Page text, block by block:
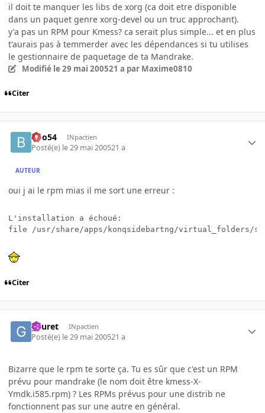
il doit te manquer les libs de xorg (ca doit etre disponible
dans un paquet genre xorg-devel ou un truc approchant).
y'a pas un RPM pour Kmess? ca serait plus simple... et en plus
t'aurais pas à temmerder avec les dépendances si tu utilises
le gestionnaire de paquetage de ta Mandrake.
Modifié le 29 mai 200521 a par Maxime0810
Citer
Boo54 INpactien
Posté(e) le 29 mai 200521 a
AUTEUR
oui j ai le rpm mias il me sort une erreur :
L'installation a échoué:
file /usr/share/apps/konqsidebartng/virtual_folders/
Citer
gauret INpactien
Posté(e) le 29 mai 200521 a
Bizarre que le rpm te sorte ça. Tu es sûr que c'est un RPM
prévu pour mandrake (le nom doit être kmess-X-
Ymdk.i585.rpm) ? Les RPMs prévus pour une distrib ne
fonctionnent pas sur une autre en général.